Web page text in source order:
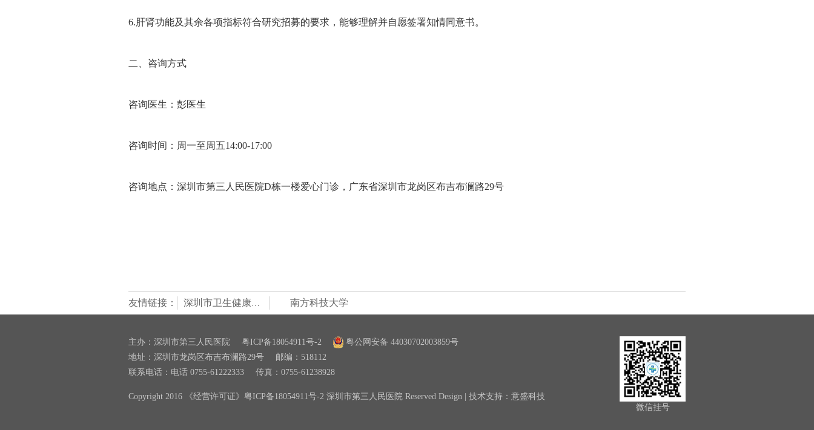
6.肝肾功能及其余各项指标符合研究招募的要求，能够理解并自愿签署知情同意书。
二、咨询方式
咨询医生：彭医生
咨询时间：周一至周五14:00-17:00
咨询地点：深圳市第三人民医院D栋一楼爱心门诊，广东省深圳市龙岗区布吉布澜路29号
友情链接： 南方科技大学
主办：深圳市第三人民医院 粤ICP备18054911号-2
粤公网安备 44030702003859号
地址：深圳市龙岗区布吉布澜路29号
邮编：518112
联系电话：电话 0755-61222333
传真：0755-61238928
Copyright 2016 《经营许可证》粤ICP备18054911号-2 深圳市第三人民医院 Reserved Design | 技术支持：意盛科技
微信挂号